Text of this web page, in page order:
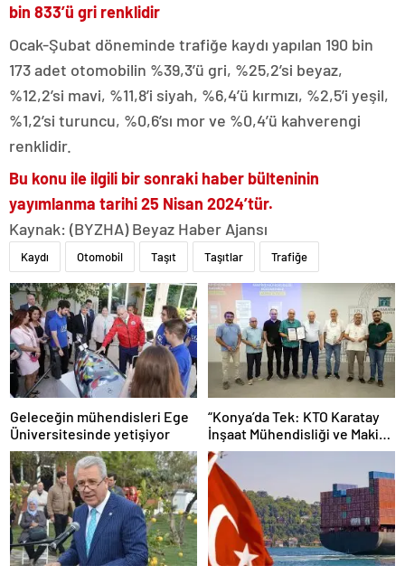
bin 833’ü gri renklidir
Ocak-Şubat döneminde trafiğe kaydı yapılan 190 bin
173 adet otomobilin %39,3’ü gri, %25,2’si beyaz,
%12,2’si mavi, %11,8’i siyah, %6,4’ü kırmızı, %2,5’i yeşil,
%1,2’si turuncu, %0,6’sı mor ve %0,4’ü kahverengi
renklidir.
Bu konu ile ilgili bir sonraki haber bülteninin
yayımlanma tarihi 25 Nisan 2024’tür.
Kaynak: (BYZHA) Beyaz Haber Ajansı
Kaydı Otomobil Taşıt Taşıtlar Trafiğe
Geleceğin mühendisleri Ege
Üniversitesinde yetişiyor
“Konya’da Tek: KTO Karatay
İnşaat Mühendisliği ve Makine
Mühendisliği Bölümleri
Avrupa’da Tanınacak”